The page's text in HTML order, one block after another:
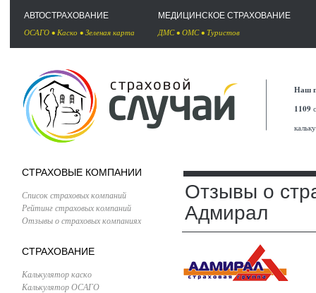
АВТОСТРАХОВАНИЕ
ОСАГО • Каско • Зеленая карта
МЕДИЦИНСКОЕ СТРАХОВАНИЕ
ДМС• ОМС• Туристов
Наш
1109
СТРАХОВЫЕ КОМПАНИИ
Список страховых компаний
Рейтинг страховых компаний
Отзывы о страховых компаниях
СТРАХОВАНИЕ
Калькулятор каско
Калькулятор ОСАГО
Отзывы о
Адмирал